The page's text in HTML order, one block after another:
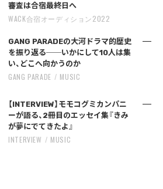
審査は合宿最終日へ
WACK合宿オーディション2022
GANG PARADEの大河ドラマ的歴史
を振り返る──いかにして10人は集
い、どこへ向かうのか
GANG PARADE MUSIC
【INTERVIEW】モモコグミカンパニ
ーが語る、2冊目のエッセイ集『きみ
が夢にでてきたよ』
INTERVIEW MUSIC